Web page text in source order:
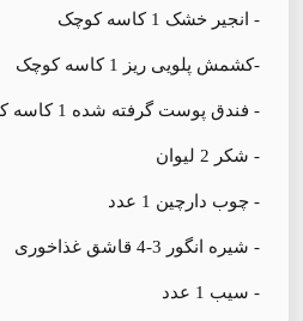
- انجیر خشک 1 کاسه کوچک
-کشمش پلویی ریز 1 کاسه کوچک
- فندق پوست گرفته شده 1 کاسه کوچک
- شکر 2 لیوان
- چوب دارچین 1 عدد
- شیره انگور 3-4 قاشق غذاخوری
- سيب 1 عدد